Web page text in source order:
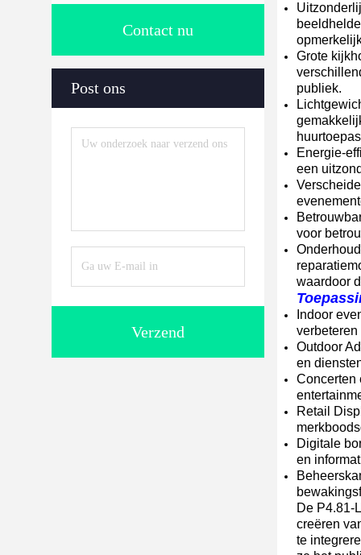
Contact nu
Post ons
Verzend
Grote
publiek.
Energie-
een
voor
waardoor
Indoor
Outdoor
en
Concerten
Retail
Digitale
en
De P4.81-
creëren
te